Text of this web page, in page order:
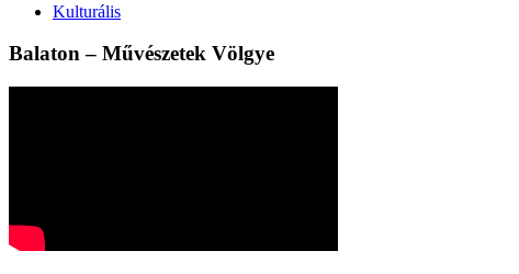
Kulturális
Balaton – Művészetek Völgye